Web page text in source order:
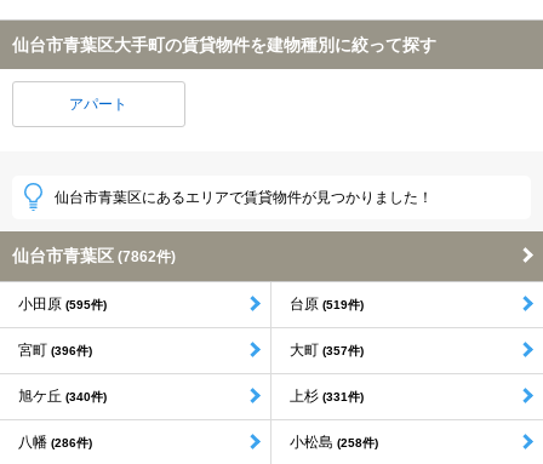
仙台市青葉区大手町の賃貸物件を建物種別に絞って探す
アパート
仙台市青葉区にあるエリアで賃貸物件が見つかりました！
仙台市青葉区 (7862件)
小田原 (595件) 台原 (519件)
宮町 (396件) 大町 (357件)
旭ケ丘 (340件) 上杉 (331件)
八幡 (286件) 小松島 (258件)